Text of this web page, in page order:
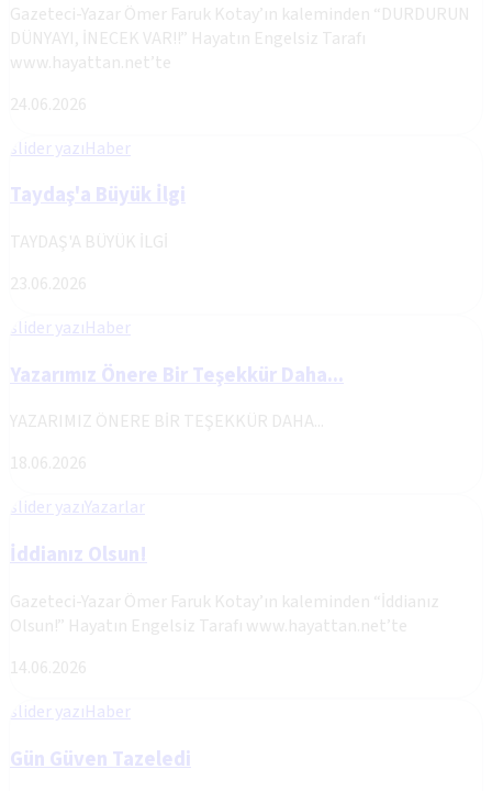
Gazeteci-Yazar Ömer Faruk Kotay’ın kaleminden “DURDURUN
DÜNYAYI, İNECEK VAR!!” Hayatın Engelsiz Tarafı
www.hayattan.net’te
24.06.2026
slider yazıHaber
Taydaş'a Büyük İlgi
TAYDAŞ'A BÜYÜK İLGİ
23.06.2026
slider yazıHaber
Yazarımız Önere Bir Teşekkür Daha...
YAZARIMIZ ÖNERE BİR TEŞEKKÜR DAHA...
18.06.2026
slider yazıYazarlar
İddianız Olsun!
Gazeteci-Yazar Ömer Faruk Kotay’ın kaleminden “İddianız
Olsun!” Hayatın Engelsiz Tarafı www.hayattan.net’te
14.06.2026
slider yazıHaber
Gün Güven Tazeledi